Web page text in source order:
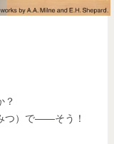
？
つ）で――そう！